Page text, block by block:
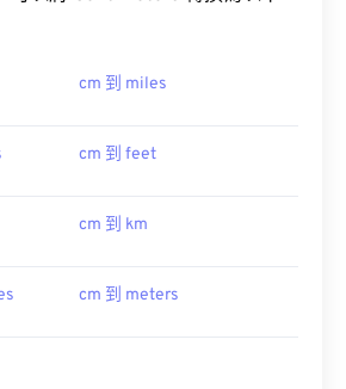
cm 到 miles
cm 到 feet
cm 到 km
cm 到 meters